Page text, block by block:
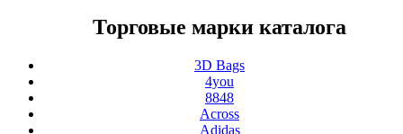
Торговые марки каталога
3D Bags
4you
8848
Across
Adidas